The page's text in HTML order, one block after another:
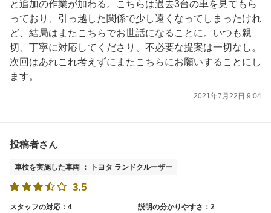
と追加の作業が加わる。こちらは過去3台の車を見てもら
っており、引っ越した関係で少し遠くなってしまったけれ
ど、結局はまたこちらでお世話になることに。いつも親
切、丁寧に対応してくださり、不必要な提案は一切なし。
次回はあれこれ考えずにまたこちらにお願いすることにし
ます。
2021年7月22日 9:04
投稿者さん
車検を実施した車両 ： トヨタ ランドクルーザー
3.5
スタッフの対応：4 説明の分かりやすさ：2